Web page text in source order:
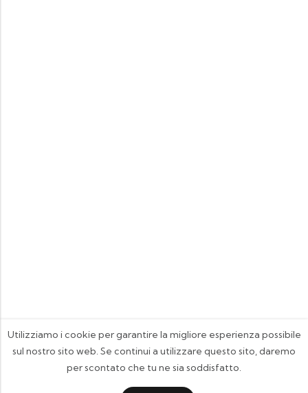
Utilizziamo i cookie per garantire la migliore esperienza possibile
sul nostro sito web. Se continui a utilizzare questo sito, daremo
per scontato che tu ne sia soddisfatto.